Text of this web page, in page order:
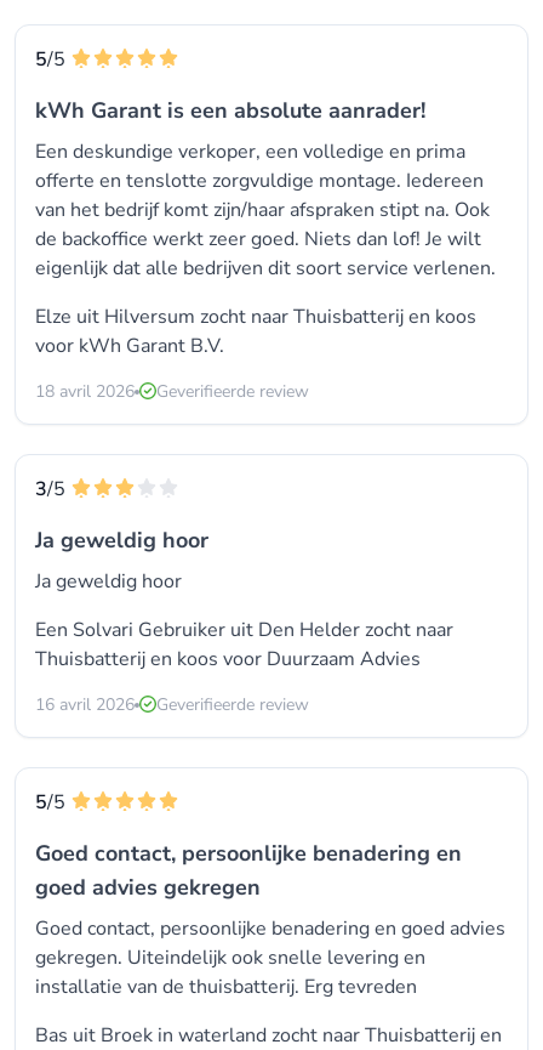
5/5
kWh Garant is een absolute aanrader!
Een deskundige verkoper, een volledige en prima
offerte en tenslotte zorgvuldige montage. Iedereen
van het bedrijf komt zijn/haar afspraken stipt na. Ook
de backoffice werkt zeer goed. Niets dan lof! Je wilt
eigenlijk dat alle bedrijven dit soort service verlenen.
Elze uit Hilversum zocht naar Thuisbatterij en koos
voor kWh Garant B.V.
18 avril 2026 Geverifieerde review
3/5
Ja geweldig hoor
Ja geweldig hoor
Een Solvari Gebruiker uit Den Helder zocht naar
Thuisbatterij en koos voor Duurzaam Advies
16 avril 2026 Geverifieerde review
5/5
Goed contact, persoonlijke benadering en
goed advies gekregen
Goed contact, persoonlijke benadering en goed advies
gekregen. Uiteindelijk ook snelle levering en
installatie van de thuisbatterij. Erg tevreden
Bas uit Broek in waterland zocht naar Thuisbatterij en